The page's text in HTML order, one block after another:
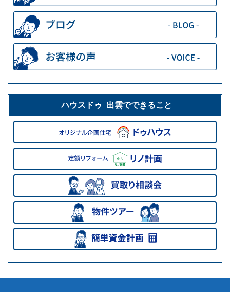
ハウスドゥ 出雲でできること